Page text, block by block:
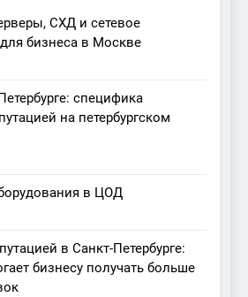
СХД и сетевое
бизнеса в Москве
специфика
на петербургском
в ЦОД
в Санкт-Петербурге:
бизнесу получать больше